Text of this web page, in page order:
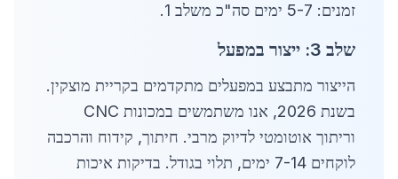
זמנים: 5-7 ימים סה"כ משלב 1.
שלב 3: ייצור במפעל
הייצור מתבצע במפעלים מתקדמים בקריית מוצקין.
בשנת 2026, אנו משתמשים במכונות CNC
וריתוך אוטומטי לדיוק מרבי. חיתוך, קידוח והרכבה
לוקחים 7-14 ימים, תלוי בגודל. בדיקות איכות